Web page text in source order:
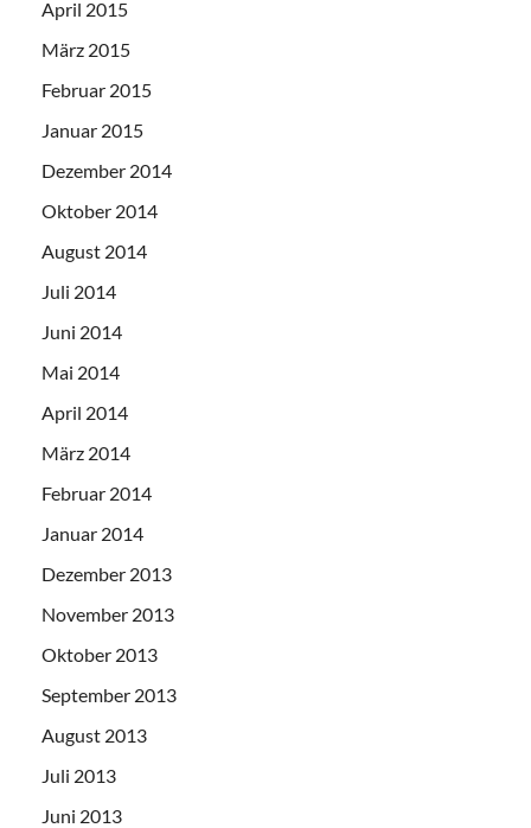
April 2015
März 2015
Februar 2015
Januar 2015
Dezember 2014
Oktober 2014
August 2014
Juli 2014
Juni 2014
Mai 2014
April 2014
März 2014
Februar 2014
Januar 2014
Dezember 2013
November 2013
Oktober 2013
September 2013
August 2013
Juli 2013
Juni 2013